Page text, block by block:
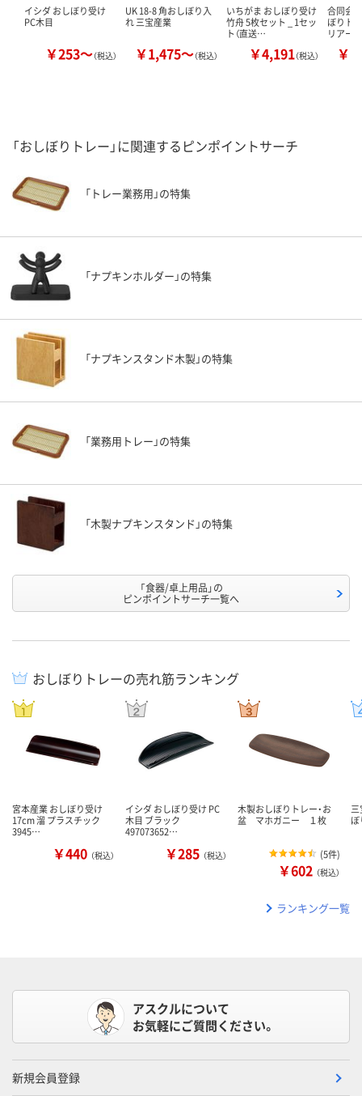
イシダ おしぼり受け
PC木目
￥253～（税込）
UK 18-8 角おしぼり入
れ 三宝産業
￥1,475～（税込）
いちがま おしぼり受け
竹舟 5枚セット _ 1セッ
ト（直送…
￥4,191（税込）
合同会
ぼりト
リアー
￥
「おしぼりトレー」に関連するピンポイントサーチ
「トレー業務用」の特集
「ナプキンホルダー」の特集
「ナプキンスタンド木製」の特集
「業務用トレー」の特集
「木製ナプキンスタンド」の特集
「食器/卓上用品」の
ピンポイントサーチ一覧へ
おしぼりトレーの売れ筋ランキング
宮本産業 おしぼり受け
17cm 溜 プラスチック
3945…
￥440 （税込）
イシダ おしぼり受け PC
木目 ブラック
497073652…
￥285 （税込）
木製おしぼりトレー・お
盆 マホガニー １枚
(5件)
￥602 （税込）
ランキング一覧
アスクルについて
お気軽にご質問ください。
新規会員登録